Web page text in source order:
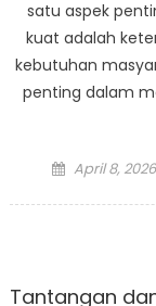
satu aspek
kuat adalah
kebutuhan
penting dalam
Posted
April 8, 2026
Tantangan